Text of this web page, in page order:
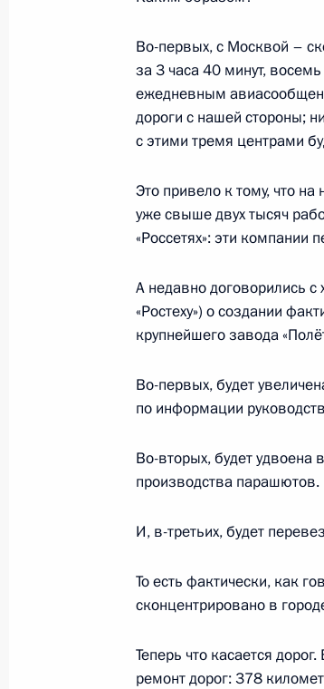
Турции Реджепом
21 октября 2019 года, 16:30
по ликвидации
21 октября 2019 года, 14:30
Телефонный разговор
Биньямином Нетаньяху
Интервью
21 октября 2019 года, 00:15
Телефонный разговор
19 октября 2019 года, 19:15
Во-первых, с Москвой –
за 3 часа 40 минут,
ежедневным
дороги с нашей стороны;
с этими тремя центрами
Это привело к тому, что
уже свыше двух тысяч
«Россетях»: эти
А недавно договорились с
«Ростеху») о создании
крупнейшего завода
Во-первых, будет
по информации
Во-вторых, будет удвоена
производства парашютов.
И, в-третьих, будет
То есть фактически, как
сконцентрировано в
Теперь что касается
ремонт дорог: 378